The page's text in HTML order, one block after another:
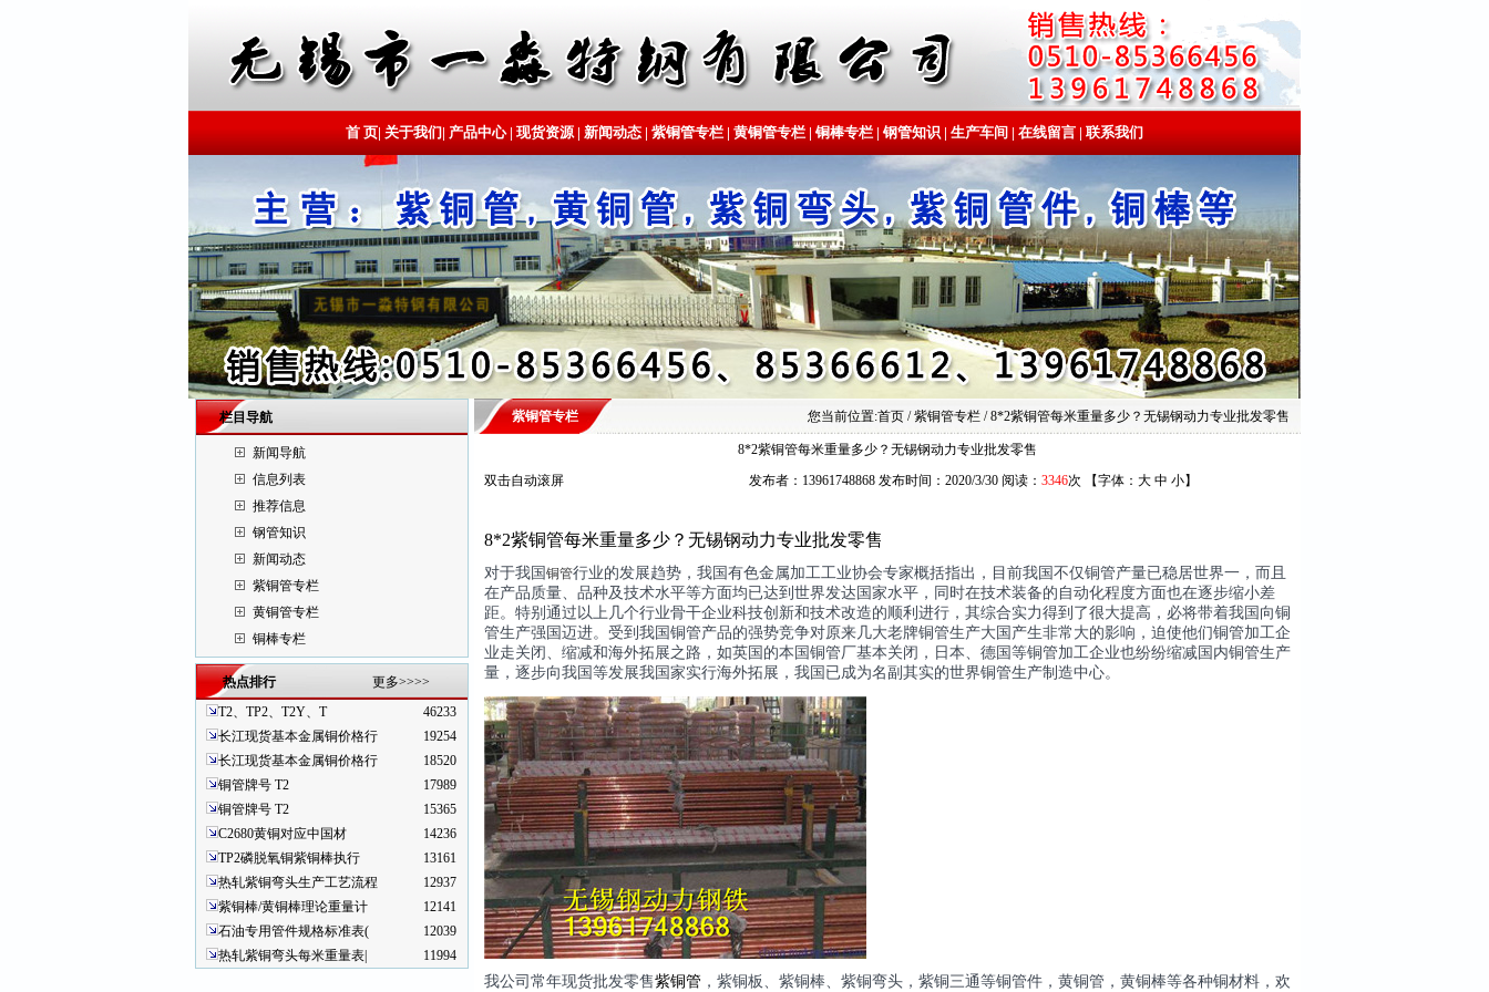
首 页| 关于我们| 产品中心| 现货资源| 新闻动态 | 紫铜管专栏 | 黄铜管专栏 | 铜棒专栏 | 钢管知识 | 生产车间 | 在线留言 | 联系我们
栏目导航
新闻导航
信息列表
推荐信息
钢管知识
新闻动态
紫铜管专栏
黄铜管专栏
铜棒专栏
热点排行
更多>>>>
T2、TP2、T2Y、T
46233
长江现货基本金属铜价格行
19254
长江现货基本金属铜价格行
18520
铜管牌号 T2
17989
铜管牌号 T2
15365
C2680黄铜对应中国材
14236
TP2磷脱氧铜紫铜棒执行
13161
热轧紫铜弯头生产工艺流程
12937
紫铜棒/黄铜棒理论重量计
12141
石油专用管件规格标准表(
12039
热轧紫铜弯头每米重量表|
11994
紫铜管专栏 您当前位置:首页 / 紫铜管专栏 / 8*2紫铜管每米重量多少？无锡钢动力专业批发零售
8*2紫铜管每米重量多少？无锡钢动力专业批发零售
双击自动滚屏
发布者：13961748868 发布时间：2020/3/30 阅读： 3346次 【字体： 大 中 小】
8*2紫铜管每米重量多少？无锡钢动力专业批发零售
对于我国 铜管行业的发展趋势，我国有色金属加工工业协会专家概括指出，目前我国不仅铜管产量已稳居世界一，而且
在产品质量、品种及技术水平等方面均已达到世界发达国家水平，同时在技术装备的自动化程度方面也在逐步缩小差
距。特别通过以上几个行业骨干企业科技创新和技术改造的顺利进行，其综合实力得到了很大提高，必将带着我国向铜
管生产强国迈进。受到我国铜管产品的强势竞争对原来几大老牌铜管生产大国产生非常大的影响，迫使他们铜管加工企
业走关闭、缩减和海外拓展之路，如英国的本国铜管厂基本关闭，日本、德国等铜管加工企业也纷纷缩减国内铜管生产
量，逐步向我国等发展我国家实行海外拓展，我国已成为名副其实的世界铜管生产制造中心。
我公司常年现货批发零售紫铜管 ，紫铜板、紫铜棒、紫铜弯头，紫铜三通等铜管件，黄铜管，黄铜棒等各种铜材料，欢